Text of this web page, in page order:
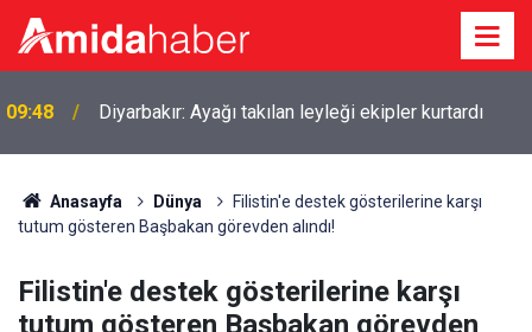
09:48 Diyarbakır: Ayağı takılan leyleği ekipler kurtardı
Anasayfa Dünya
Filistin'e destek gösterilerine karşı
tutum gösteren Başbakan görevden alındı!
Filistin'e destek gösterilerine karşı
tutum gösteren Başbakan görevden